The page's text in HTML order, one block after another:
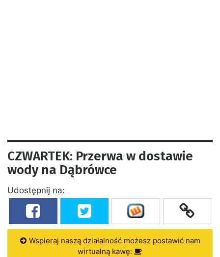
CZWARTEK: Przerwa w dostawie
wody na Dąbrówce
Udostępnij na:
Wspieraj naszą działalność możesz postawić nam
wirtualną kawę: